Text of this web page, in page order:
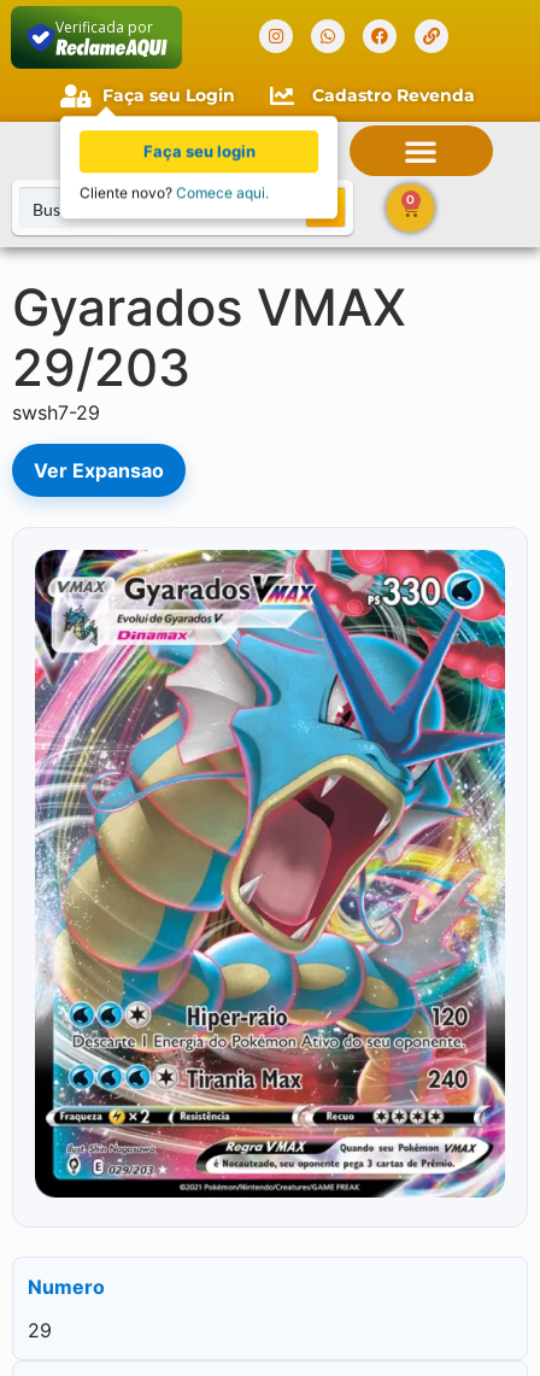
Verificada por
Faça seu Login Cadastro Revenda
0
Gyarados VMAX
29/203
swsh7-29
Ver Expansao
Numero
29
Faça seu login
Cliente novo? Comece aqui.